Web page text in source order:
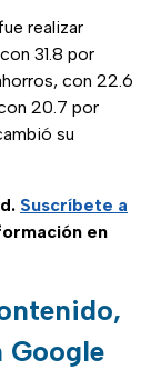
realizar
31.8 por
con 22.6
20.7 por
su
Suscríbete a
en
Google